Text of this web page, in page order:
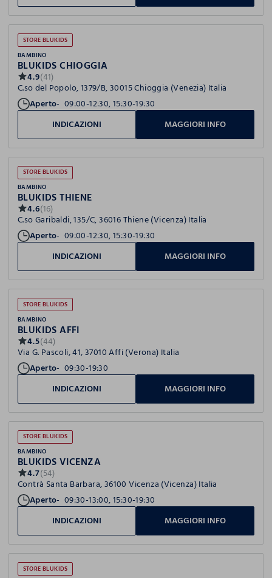
STORE BLUKIDS
BAMBINO
BLUKIDS CHIOGGIA
4.9(41)
C.so del Popolo, 1379/B, 30015 Chioggia (Venezia) Italia
Aperto 09:00-12:30, 15:30-19:30
INDICAZIONI
MAGGIORI INFO
STORE BLUKIDS
BAMBINO
BLUKIDS THIENE
4.6(16)
C.so Garibaldi, 135/C, 36016 Thiene (Vicenza) Italia
Aperto 09:00-12:30, 15:30-19:30
INDICAZIONI
MAGGIORI INFO
STORE BLUKIDS
BAMBINO
BLUKIDS AFFI
4.5(44)
Via G. Pascoli, 41, 37010 Affi (Verona) Italia
Aperto 09:30-19:30
INDICAZIONI
MAGGIORI INFO
STORE BLUKIDS
BAMBINO
BLUKIDS VICENZA
4.7(54)
Contrà Santa Barbara, 36100 Vicenza (Vicenza) Italia
Aperto 09:30-13:00, 15:30-19:30
INDICAZIONI
MAGGIORI INFO
STORE BLUKIDS